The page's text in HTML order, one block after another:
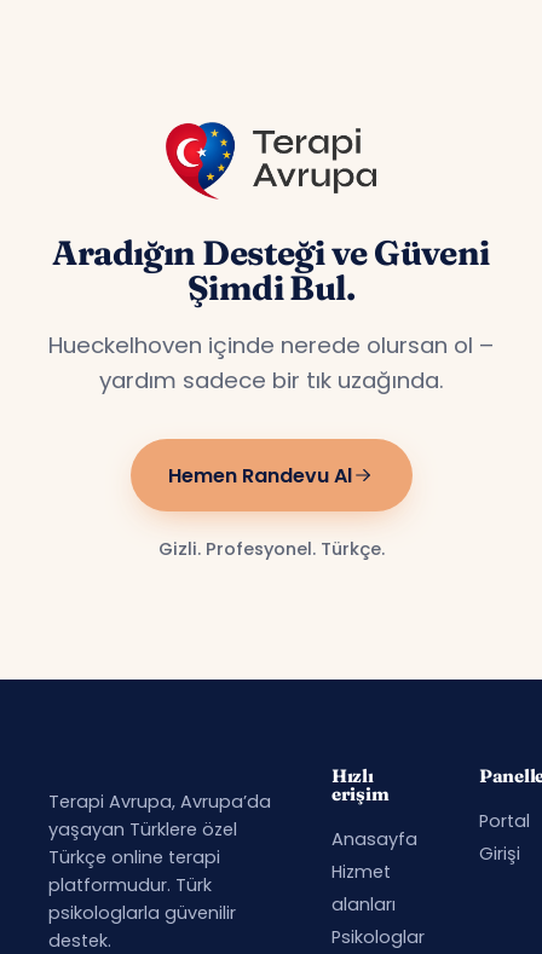
Aradığın Desteği ve Güveni
Şimdi Bul.
Hueckelhoven içinde nerede olursan ol –
yardım sadece bir tık uzağında.
Hemen Randevu Al
Gizli. Profesyonel. Türkçe.
Terapi Avrupa, Avrupa’da
yaşayan Türklere özel
Türkçe online terapi
platformudur. Türk
psikologlarla güvenilir
destek.
Hızlı
erişim
Anasayfa
Hizmet
alanları
Psikologlar
Portal
Girişi